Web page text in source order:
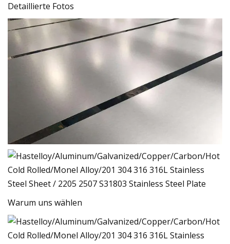
Detaillierte Fotos
Warum uns wählen